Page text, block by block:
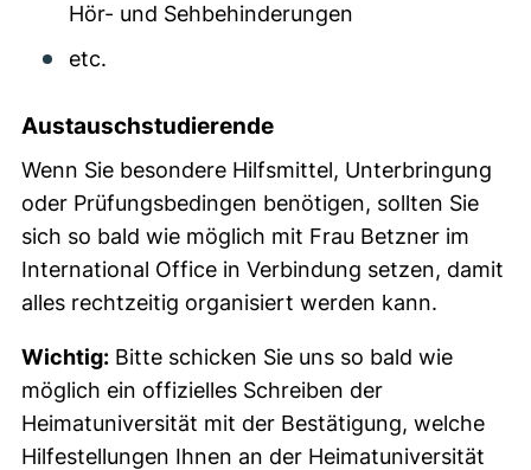
Hör- und Sehbehinderungen
etc.
Austauschstudierende
Wenn Sie besondere Hilfsmittel, Unterbringung
oder Prüfungsbedingen benötigen, sollten Sie
sich so bald wie möglich mit Frau Betzner im
International Office in Verbindung setzen, damit
alles rechtzeitig organisiert werden kann.
Wichtig: Bitte schicken Sie uns so bald wie
möglich ein offizielles Schreiben der
Heimatuniversität mit der Bestätigung, welche
Hilfestellungen Ihnen an der Heimatuniversität